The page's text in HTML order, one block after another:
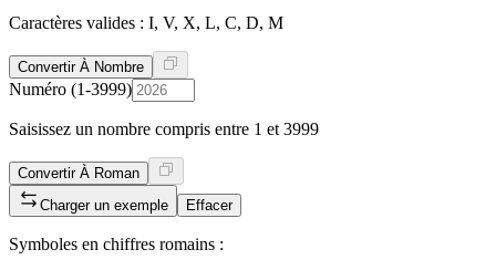
Caractères valides : I, V, X, L, C, D, M
Convertir À Nombre
Numéro (1-3999)
Saisissez un nombre compris entre 1 et 3999
Convertir À Roman
Charger un exemple
Effacer
Symboles en chiffres romains :